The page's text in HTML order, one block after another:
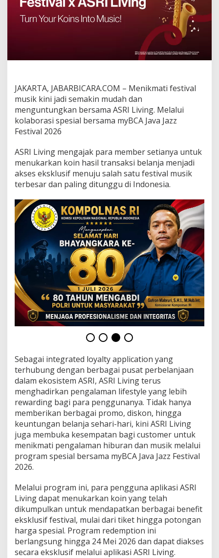
i
n
k
m
a
i
B
C
a
a
J
a
z
z
F
e
s
t
i
v
a
l
2
0
2
JAKARTA, JABARBICARA.COM – Menikmati festival
musik kini jadi semakin mudah dan
menguntungkan bersama ASRI Living. Melalui
kolaborasi spesial bersama myBCA Java Jazz
Festival 2026
ASRI Living mengajak para member setianya untuk
menukarkan koin hasil transaksi belanja menjadi
akses eksklusif menuju salah satu festival musik
terbesar dan paling ditunggu di Indonesia.
Sebagai integrated loyalty application yang
terhubung dengan berbagai pusat perbelanjaan
dalam ekosistem ASRI, ASRI Living terus
menghadirkan pengalaman lifestyle yang lebih
rewarding bagi para penggunanya. Tidak hanya
memberikan berbagai promo, diskon, hingga
keuntungan belanja sehari-hari, kini ASRI Living
juga membuka kesempatan bagi customer untuk
menikmati pengalaman hiburan dan musik melalui
program spesial bersama myBCA Java Jazz Festival
2026.
Melalui program ini, para pengguna aplikasi ASRI
Living dapat menukarkan koin yang telah
dikumpulkan untuk mendapatkan berbagai benefit
eksklusif festival, mulai dari tiket hingga potongan
harga spesial. Program redemption ini
berlangsung hingga 24 Mei 2026 dan dapat diakses
secara eksklusif melalui aplikasi ASRI Living.